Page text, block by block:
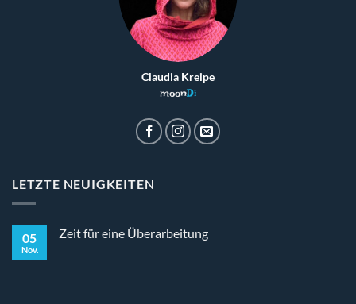
Claudia Kreipe
moonDi
LETZTE NEUIGKEITEN
05
Nov.
Zeit für eine Überarbeitung